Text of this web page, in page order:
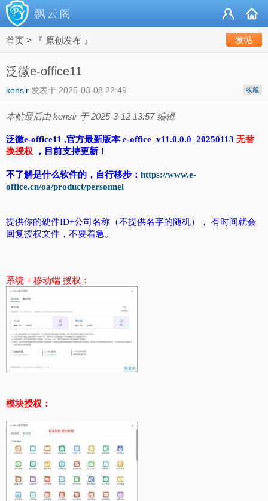
首页 > 『 原创发布 』 发帖
泛微e-office11
收藏
kensir 发表于 2025-03-08 22:49
本帖最后由 kensir 于 2025-3-12 13:57 编辑
泛微e-office11 ,官方最新版本 e-office_v11.0.0.0_20250113 无替
换授权 ，目前支持更新！
不了解是什么软件的，自行移步： https://www.e-
office.cn/oa/product/personnel
提供你的硬件ID+公司名称（不提供名字的随机）， 有时间就会
回复授权文件，不要着急。
系统 + 移动端 授权：
模块授权：